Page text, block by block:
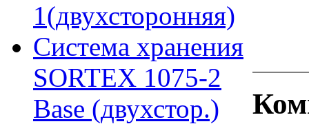
1(двухсторонняя)
Система хранения
SORTEX 1075-2
Base (двухстор.)